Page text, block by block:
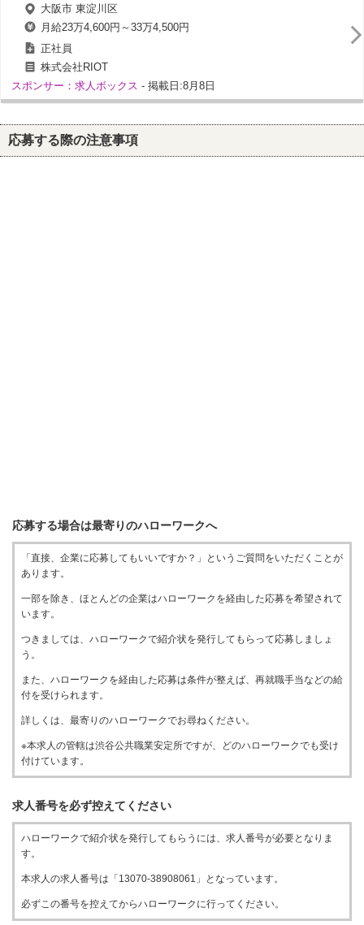
大阪市 東淀川区
月給23万4,600円～33万4,500円
正社員
株式会社RIOT
スポンサー：求人ボックス - 掲載日:8月8日
応募する際の注意事項
応募する場合は最寄りのハローワークへ
「直接、企業に応募してもいいですか？」というご質問をいただくことが
あります。
一部を除き、ほとんどの企業はハローワークを経由した応募を希望されて
います。
つきましては、ハローワークで紹介状を発行してもらって応募しましょ
う。
また、ハローワークを経由した応募は条件が整えば、再就職手当などの給
付を受けられます。
詳しくは、最寄りのハローワークでお尋ねください。
※本求人の管轄は渋谷公共職業安定所ですが、どのハローワークでも受け
付けています。
求人番号を必ず控えてください
ハローワークで紹介状を発行してもらうには、求人番号が必要となりま
す。
本求人の求人番号は「13070-38908061」となっています。
必ずこの番号を控えてからハローワークに行ってください。